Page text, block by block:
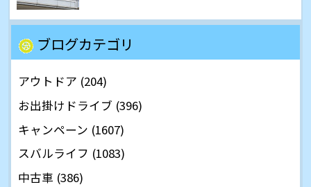
ブログカテゴリ
アウトドア (204)
お出掛けドライブ (396)
キャンペーン (1607)
スバルライフ (1083)
中古車 (386)